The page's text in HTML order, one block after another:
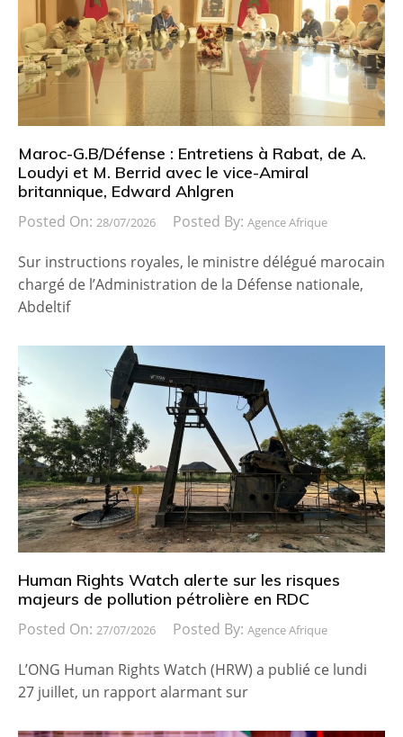
Maroc-G.B/Défense : Entretiens à Rabat, de A.
Loudyi et M. Berrid avec le vice-Amiral
britannique, Edward Ahlgren
Posted On: 28/07/2026 Posted By: Agence Afrique
Sur instructions royales, le ministre délégué marocain
chargé de l’Administration de la Défense nationale,
Abdeltif
Human Rights Watch alerte sur les risques
majeurs de pollution pétrolière en RDC
Posted On: 27/07/2026 Posted By: Agence Afrique
L’ONG Human Rights Watch (HRW) a publié ce lundi
27 juillet, un rapport alarmant sur